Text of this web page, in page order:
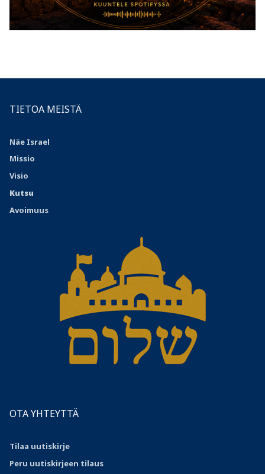
TIETOA MEISTÄ
Näe Israel
Missio
Visio
Kutsu
Avoimuus
OTA YHTEYTTÄ
Tilaa uutiskirje
Peru uutiskirjeen tilaus